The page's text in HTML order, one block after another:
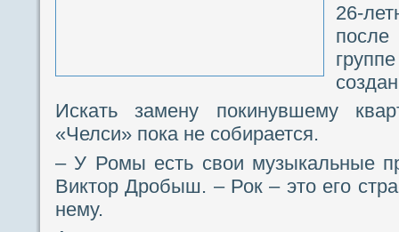
26-
Искать замену покинувшему
«Челси» пока не собирается.
– У Ромы есть свои музыкальные
Виктор Дробыш. – Рок – это его
нему.